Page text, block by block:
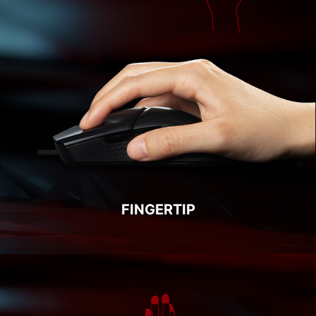
FINGERTIP